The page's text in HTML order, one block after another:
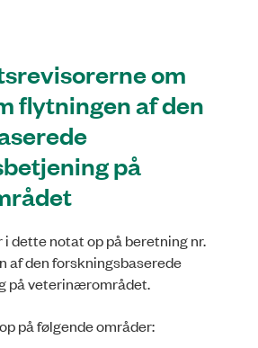
om
flytningen af den
på
dette notat op på beretning nr.
af den forskningsbaserede
på veterinærområdet.
på følgende områder: